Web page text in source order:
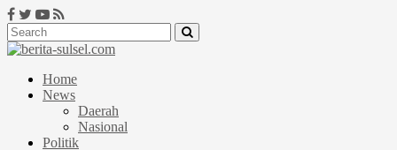
Home
News
Daerah
Nasional
Politik